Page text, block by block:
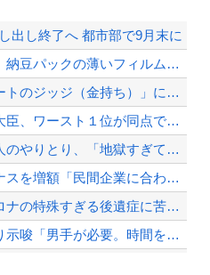
出し終了へ 都市部で9月末に
ホリエモン「面接でさ、納豆パックの薄いフィルムって何のために入っていの？って聞く...
従姉妹の娘が「ワイニートのジッジ（金持ち）」にやたら会いに来る理由ｗｗｗｗｗ
日本をダメにした総理大臣、ワースト１位が同点でこの人ｗｗｗｗｗｗ
ジャンポケ斎藤と代理人のやりとり、「地獄すぎて完全にコントになってる……」と衝撃...
【悲報】公務員、ボーナスを増額「民間企業に合わせました」
【悲報】ケンコバがコロナの特殊すぎる後遺症に苦しんでいる模様…お前らの周りにもこ...
滝沢秀明社長、熊本入り示唆「男手が必要。時間を見つけて行きたい」
、高須幹弥にブチギレ